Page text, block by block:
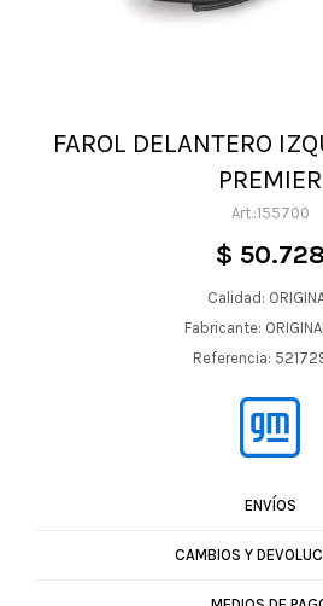
FAROL DELANTERO
PREMIER
155700
$ 50.728
Calidad:
Fabricante:
Referencia:
ENVÍOS
CAMBIOS Y